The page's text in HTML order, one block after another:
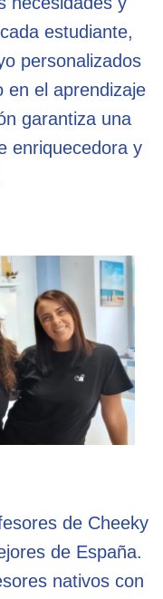
estudiante,
personalizados
en el aprendizaje
garantiza una
enriquecedora y
de Cheeky
de España.
nativos con